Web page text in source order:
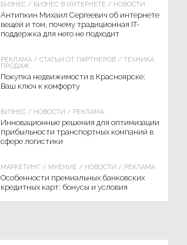
БИЗНЕС / БИЗНЕС В ИНТЕРНЕТЕ / НОВОСТИ
Антипкин Михаил Сергеевич об интернете
вещей и том, почему традиционная IT-
поддержка для него не подходит
РЕКЛАМА / СТАТЬИ ОТ ПАРТНЁРОВ / ТЕХНИКА
ПРОДАЖ
Покупка недвижимости в Красноярске:
Ваш ключ к комфорту
БИЗНЕС / НОВОСТИ / РЕКЛАМА
Инновационные решения для оптимизации
прибыльности транспортных компаний в
сфере логистики
МАРКЕТИНГ / МНЕНИЕ / НОВОСТИ / РЕКЛАМА
Особенности премиальных банковских
кредитных карт: бонусы и условия